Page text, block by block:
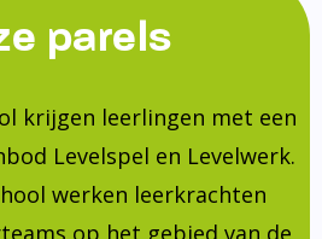
parels
krijgen leerlingen met een
Levelspel en Levelwerk.
werken leerkrachten
op het gebied van de